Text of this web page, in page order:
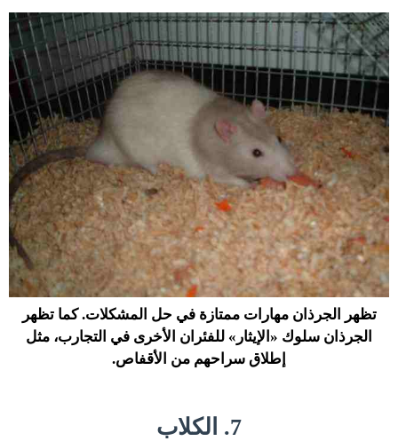
تظهر الجرذان مهارات ممتازة في حل المشكلات. كما تظهر
الجرذان سلوك «الإيثار» للفئران الأخرى في التجارب، مثل
إطلاق سراحهم من الأقفاص.
7. الكلاب